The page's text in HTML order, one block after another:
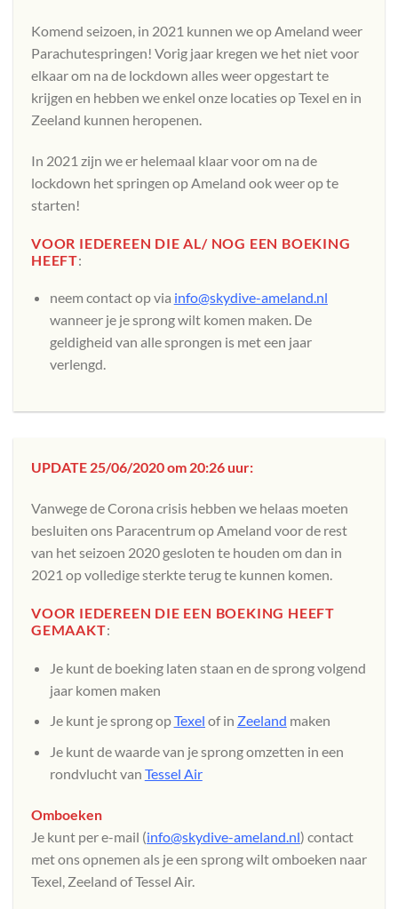
Komend seizoen, in 2021 kunnen we op Ameland weer
Parachutespringen! Vorig jaar kregen we het niet voor
elkaar om na de lockdown alles weer opgestart te
krijgen en hebben we enkel onze locaties op Texel en in
Zeeland kunnen heropenen.
In 2021 zijn we er helemaal klaar voor om na de
lockdown het springen op Ameland ook weer op te
starten!
VOOR IEDEREEN DIE AL/ NOG EEN BOEKING
HEEFT:
neem contact op via info@skydive-ameland.nl
wanneer je je sprong wilt komen maken. De
geldigheid van alle sprongen is met een jaar
verlengd.
UPDATE 25/06/2020 om 20:26 uur:
Vanwege de Corona crisis hebben we helaas moeten
besluiten ons Paracentrum op Ameland voor de rest
van het seizoen 2020 gesloten te houden om dan in
2021 op volledige sterkte terug te kunnen komen.
VOOR IEDEREEN DIE EEN BOEKING HEEFT
GEMAAKT:
Je kunt de boeking laten staan en de sprong volgend
jaar komen maken
Je kunt je sprong opTexel of in Zeeland maken
Je kunt de waarde van je sprong omzetten in een
rondvlucht van Tessel Air
Omboeken
Je kunt per e-mail (info@skydive-ameland.nl) contact
met ons opnemen als je een sprong wilt omboeken naar
Texel, Zeeland of Tessel Air.